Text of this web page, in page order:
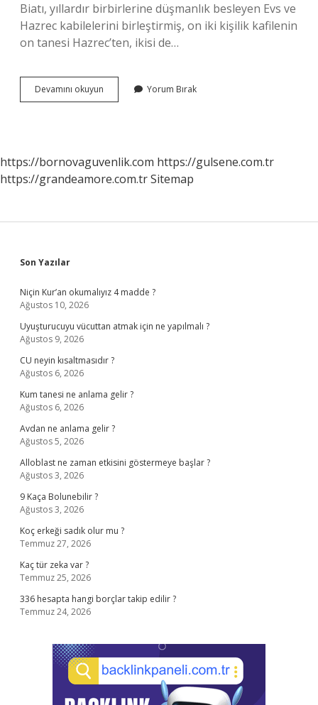
Biatı, yıllardır birbirlerine düşmanlık besleyen Evs ve
Hazrec kabilelerini birleştirmiş, on iki kişilik kafilenin
on tanesi Hazrec’ten, ikisi de…
Devamını okuyun
Biatları
Yorum Bırak
https://bornovaguvenlik.com https://gulsene.com.tr
https://grandeamore.com.trSitemap
Sidebar
Son Yazılar
Niçin Kur’an okumalıyız 4 madde ?
Ağustos 10, 2026
Uyuşturucuyu vücuttan atmak için ne yapılmalı ?
Ağustos 9, 2026
CU neyin kısaltmasıdır ?
Ağustos 6, 2026
Kum tanesi ne anlama gelir ?
Ağustos 6, 2026
Avdan ne anlama gelir ?
Ağustos 5, 2026
Alloblast ne zaman etkisini göstermeye başlar ?
Ağustos 3, 2026
9 Kaça Bolunebilir ?
Ağustos 3, 2026
Koç erkeği sadık olur mu ?
Temmuz 27, 2026
Kaç tür zeka var ?
Temmuz 25, 2026
336 hesapta hangi borçlar takip edilir ?
Temmuz 24, 2026